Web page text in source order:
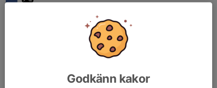
Godkänn kakor